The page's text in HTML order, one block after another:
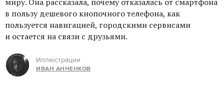
в пользу дешевого кнопочного телефона, как
пользуется навигацией, городскими сервисами
и остается на связи с друзьями.
Иллюстрации
ИВАН АННЕНКОВ